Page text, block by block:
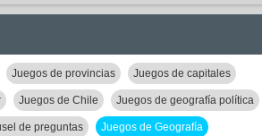
Juegos de provincias Juegos de capitales
Juegos de Chile Juegos de geografía política
de preguntas Juegos de Geografía